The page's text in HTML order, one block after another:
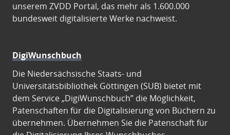
unserem ZVDD Portal, das mehr als 1.600.000
bundesweit digitalisierte Werke nachweist.
DigiWunschbuch
Die Niedersächsische Staats- und
Universitätsbibliothek Göttingen (SUB) bietet mit
dem Service „DigiWunschbuch” die Möglichkeit,
Patenschaften für die Digitalisierung von Büchern zu
übernehmen. Übernehmen Sie die Patenschaft für